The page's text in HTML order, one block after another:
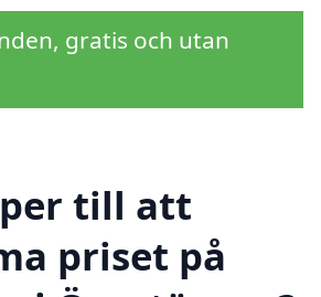
gratis och utan
till att
priset på